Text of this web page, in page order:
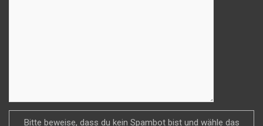
Bitte beweise, dass du kein Spambot bist und wähle das